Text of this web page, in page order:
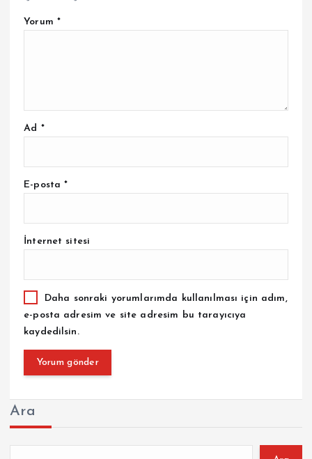
Yorum *
Ad *
E-posta*
İnternet sitesi
Daha sonraki yorumlarımda kullanılması için adım,
e-posta adresim ve site adresim bu tarayıcıya
kaydedilsin.
Ara